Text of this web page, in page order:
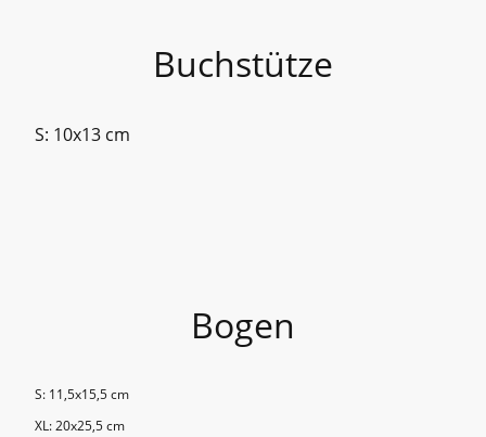
Buchstütze
S: 10x13 cm
Bogen
S: 11,5x15,5 cm
XL: 20x25,5 cm